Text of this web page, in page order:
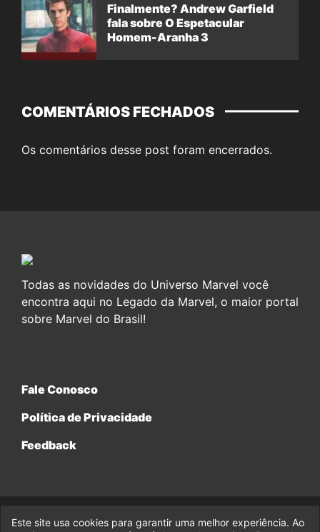
Finalmente? Andrew Garfield
fala sobre O Espetacular
Homem-Aranha 3
COMENTÁRIOS FECHADOS
Os comentários desse post foram encerrados.
Todas as novidades do Universo Marvel você
encontra aqui no Legado da Marvel, o maior portal
sobre Marvel do Brasil!
Fale Conosco
Política de Privacidade
Feedback
© 2017-2026 Legado da Marvel, uma empresa da Legado
Este site usa cookies para garantir uma melhor experiência. Ao